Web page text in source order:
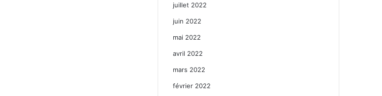
juillet 2022
juin 2022
mai 2022
avril 2022
mars 2022
février 2022